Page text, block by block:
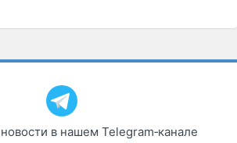
в нашем Telegram‑канале